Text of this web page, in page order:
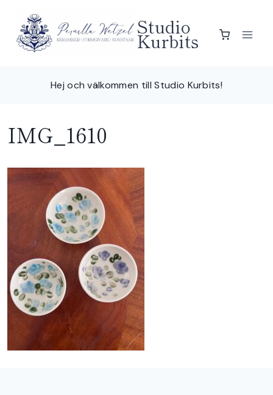
content
Studio
Kurbits
Hej och välkommen till Studio Kurbits!
IMG_1610